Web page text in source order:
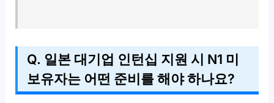
Q. 일본 대기업 인턴십 지원 시 N1 미
보유자는 어떤 준비를 해야 하나요?